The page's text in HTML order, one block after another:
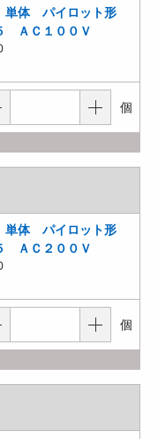
単体 パイロット形
ＡＣ１００Ｖ
個
単体 パイロット形
ＡＣ２００Ｖ
個